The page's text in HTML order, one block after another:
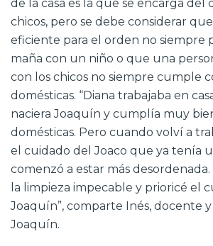
de la casa es la que se encarga del
chicos, pero se debe considerar
eficiente para el orden no siempre
maña con un niño o que una
con los chicos no siempre cumple
domésticas. “Diana trabajaba en
naciera Joaquín y cumplía muy
domésticas. Pero cuando volví a
el cuidado del Joaco que ya tenía
comenzó a estar más
la limpieza impecable y prioricé el
Joaquín”, comparte Inés, docente
Joaquín.